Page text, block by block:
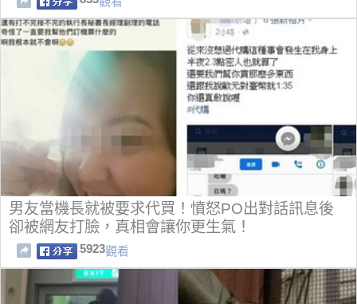
男友當機長就被要求代買！憤怒PO出對話訊息後
卻被網友打臉，真相會讓你更生氣！
5923觀看